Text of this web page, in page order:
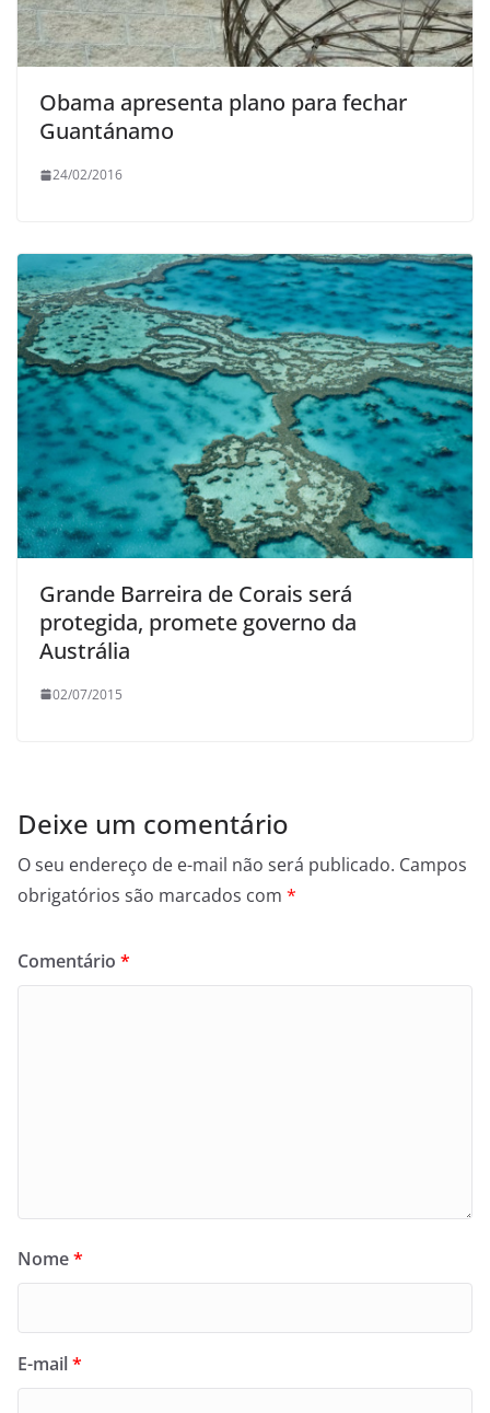
Obama apresenta plano para fechar
Guantánamo
24/02/2016
Grande Barreira de Corais será
protegida, promete governo da
Austrália
02/07/2015
Deixe um comentário
O seu endereço de e-mail não será publicado. Campos
obrigatórios são marcados com *
Comentário *
Nome*
E-mail*